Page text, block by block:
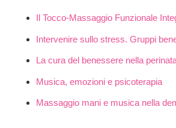
Il Tocco-Massaggio Funzionale
Intervenire sullo stress. Gruppi
La cura del benessere nella
Musica, emozioni e psicoterapia
Massaggio mani e musica nella